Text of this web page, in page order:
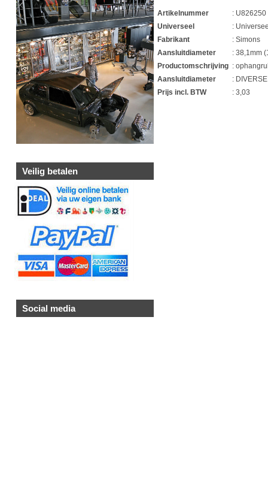
Veilig betalen
Social media
Artikelnummer
: U826250
Universeel
:
Fabrikant
: Simons
Aansluitdiameter
: 38,1mm
Productomschrijving :
Aansluitdiameter
:
Prijs incl. BTW
: 3,03